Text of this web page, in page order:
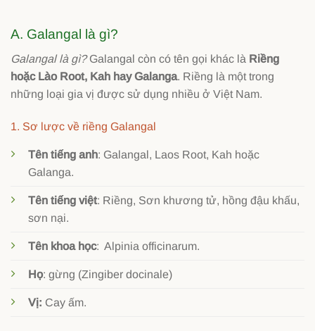
A. Galangal là gì?
Galangal là gì?Galangal còn có tên gọi khác là Riềng
hoặc Lào Root, Kah hay Galanga. Riềng là một trong
những loại gia vị được sử dụng nhiều ở Việt Nam.
1. Sơ lược về riềng Galangal
Tên tiếng anh: Galangal, Laos Root, Kah hoặc
Galanga.
Tên tiếng việt: Riềng, Sơn khương tử, hồng đậu khấu,
sơn nại.
Tên khoa học: Alpinia officinarum.
Họ: gừng (Zingiber docinale)
Vị: Cay ấm.